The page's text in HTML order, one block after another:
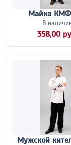
Майка КМФ
В
358,00
Мужской